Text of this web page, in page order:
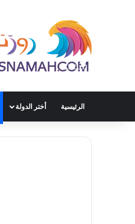
الرئيسية أختر الدولة